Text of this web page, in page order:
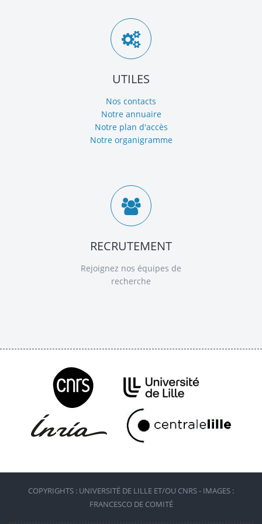
UTILES
Nos contacts
Notre annuaire
Notre plan d'accès
Notre organigramme
RECRUTEMENT
Rejoignez nos équipes de
recherche
COPYRIGHTS : UNIVERSITÉ DE LILLE ET/OU CNRS - IMAGES :
FRANCESCO DE COMITÉ